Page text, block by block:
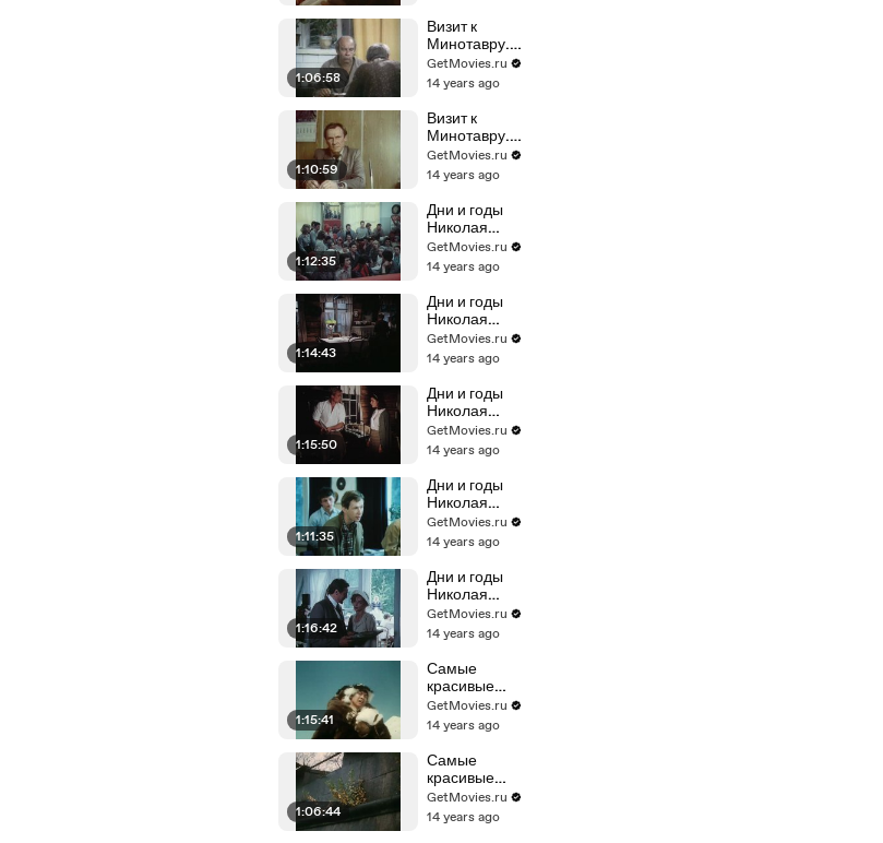
1:06:58
Визит к
Минотавру.
Серия 2
GetMovies.ru
14 years ago
1:10:59
Визит к
Минотавру.
Серия 5
GetMovies.ru
14 years ago
1:12:35
Дни и годы
Николая
Батыгина. 2-я
серия
GetMovies.ru
14 years ago
1:14:43
Дни и годы
Николая
Батыгина. 3-я
серия
GetMovies.ru
14 years ago
1:15:50
Дни и годы
Николая
Батыгина. 4-я
серия Дом и
GetMovies.ru
14 years ago
1:11:35
Дни и годы
Николая
Батыгина. 5-я
серия
GetMovies.ru
14 years ago
1:16:42
Дни и годы
Николая
Батыгина. 1-я
серия Лешаки
GetMovies.ru
14 years ago
1:15:41
Самые
красивые
корабли 1-я
серия
GetMovies.ru
14 years ago
1:06:44
Самые
красивые
корабли 2-я
серия
GetMovies.ru
14 years ago